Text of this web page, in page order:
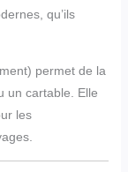
qu’ils
permet de la
un cartable. Elle
les